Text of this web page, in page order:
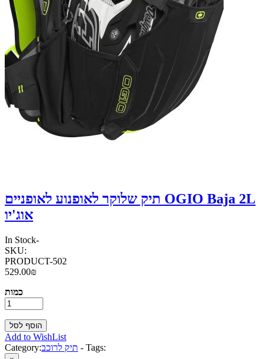
תיק שלוקר לאופנוע לאופניים OGIO Baja 2L
אוג'יו
In Stock-
SKU:
PRODUCT-502
529.00₪
כמות
Add to WishList
Category:תיק לרוכב - Tags: